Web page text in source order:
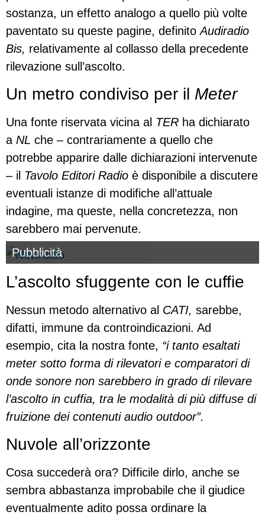
sostanza, un effetto analogo a quello più volte
paventato su queste pagine, definitoAudiradio
Bis, relativamente al collasso della precedente
rilevazione sull’ascolto.
Un metro condiviso per il Meter
Una fonte riservata vicina al TER ha dichiarato
a NL che – contrariamente a quello che
potrebbe apparire dalle dichiarazioni intervenute
– il Tavolo Editori Radio è disponibile a discutere
eventuali istanze di modifiche all’attuale
indagine, ma queste, nella concretezza, non
sarebbero mai pervenute.
Pubblicità
L’ascolto sfuggente con le cuffie
Nessun metodo alternativo al CATI, sarebbe,
difatti, immune da controindicazioni. Ad
esempio, cita la nostra fonte, “i tanto esaltati
meter sotto forma di rilevatori e comparatori di
onde sonore non sarebbero in grado di rilevare
l’ascolto in cuffia, tra le modalità di più diffuse di
fruizione dei contenuti audio outdoor”.
Nuvole all’orizzonte
Cosa succederà ora? Difficile dirlo, anche se
sembra abbastanza improbabile che il giudice
eventualmente adito possa ordinare la